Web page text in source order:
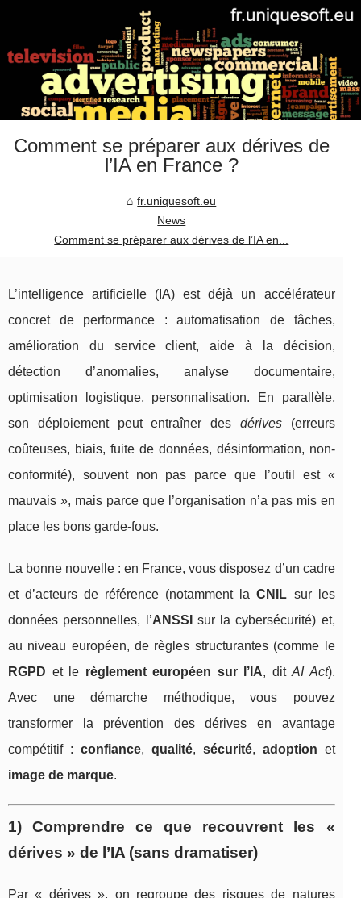
Comment se préparer aux dérives de
l’IA en France ?
fr.uniquesoft.eu
News
Comment se préparer aux dérives de l’IA en...
L’intelligence artificielle (IA) est déjà un accélérateur
concret de performance : automatisation de tâches,
amélioration du service client, aide à la décision,
détection d’anomalies, analyse documentaire,
optimisation logistique, personnalisation. En parallèle,
son déploiement peut entraîner des dérives(erreurs
coûteuses, biais, fuite de données, désinformation, non-
conformité), souvent non pas parce que l’outil est «
mauvais », mais parce que l’organisation n’a pas mis en
place les bons garde-fous.
La bonne nouvelle : en France, vous disposez d’un cadre
et d’acteurs de référence (notamment laCNIL sur les
données personnelles, l’ANSSI
sur la cybersécurité) et,
au niveau européen, de règles structurantes (comme le
RGPD et le règlement européen sur l’IA, ditAI Act).
Avec une démarche méthodique, vous pouvez
transformer la prévention des dérives en avantage
compétitif : confiance, qualité, sécurité, adoption et
image de marque.
1) Comprendre ce que recouvrent les «
dérives » de l’IA (sans dramatiser)
Par « dérives », on regroupe des risques de natures